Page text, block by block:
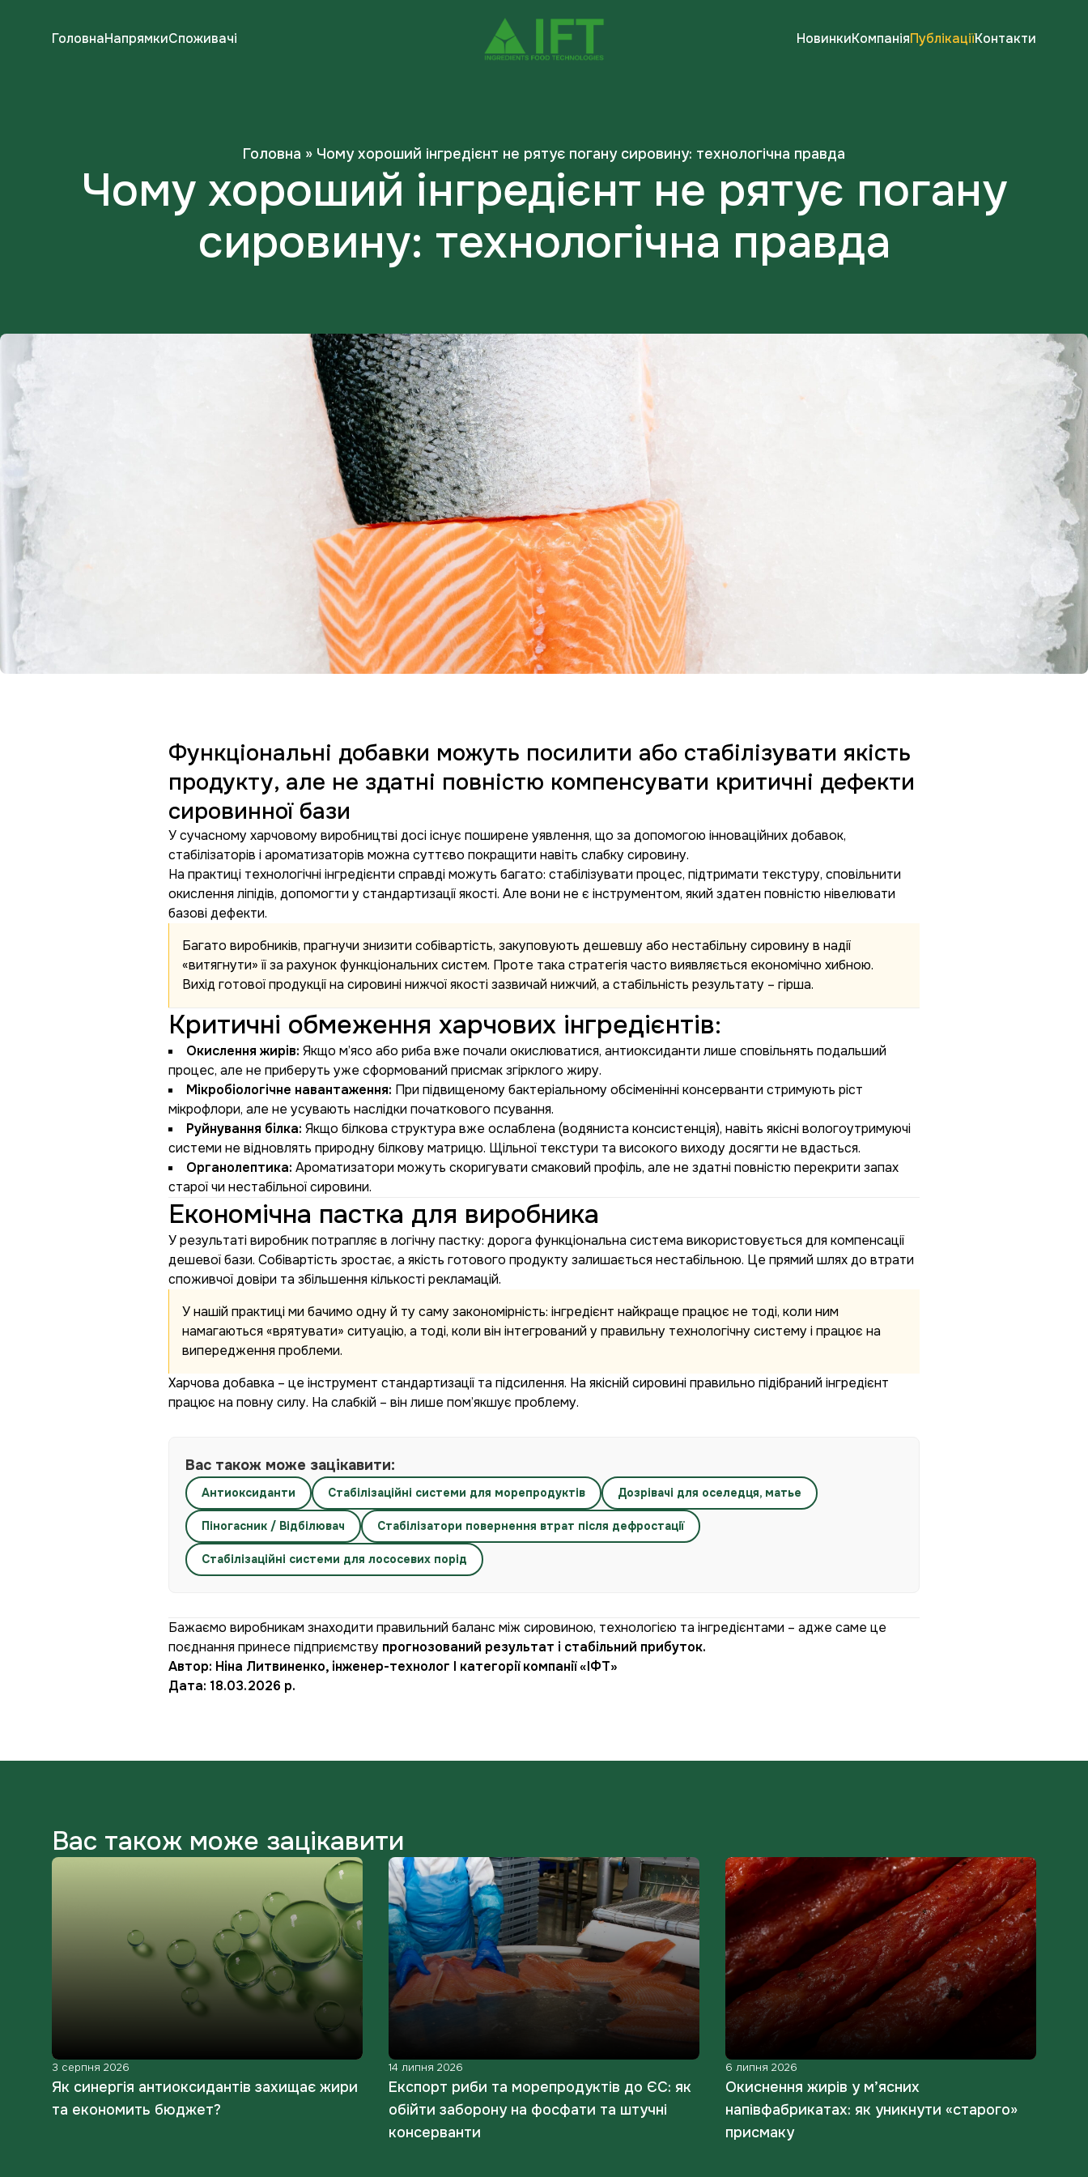
ГоловнаНапрямкиСпоживачі НовинкиКомпаніяПублікаціїКонтакти
Головна » Чому хороший інгредієнт не рятує погану сировину: технологічна правда
Чому хороший інгредієнт не рятує погану
сировину: технологічна правда
Функціональні добавки можуть посилити або стабілізувати якість
продукту, але не здатні повністю компенсувати критичні дефекти
сировинної бази
У сучасному харчовому виробництві досі існує поширене уявлення, що за допомогою інноваційних добавок,
стабілізаторів і ароматизаторів можна суттєво покращити навіть слабку сировину.
На практиці технологічні інгредієнти справді можуть багато: стабілізувати процес, підтримати текстуру, сповільнити
окислення ліпідів, допомогти у стандартизації якості. Але вони не є інструментом, який здатен повністю нівелювати
базові дефекти.
Багато виробників, прагнучи знизити собівартість, закуповують дешевшу або нестабільну сировину в надії
«витягнути» її за рахунок функціональних систем. Проте така стратегія часто виявляється економічно хибною.
Вихід готової продукції на сировині нижчої якості зазвичай нижчий, а стабільність результату – гірша.
Критичні обмеження харчових інгредієнтів:
Окислення жирів: Якщо м’ясо або риба вже почали окислюватися, антиоксиданти лише сповільнять подальший
процес, але не приберуть уже сформований присмак згірклого жиру.
Мікробіологічне навантаження: При підвищеному бактеріальному обсіменінні консерванти стримують ріст
мікрофлори, але не усувають наслідки початкового псування.
Руйнування білка: Якщо білкова структура вже ослаблена (водяниста консистенція), навіть якісні вологоутримуючі
системи не відновлять природну білкову матрицю. Щільної текстури та високого виходу досягти не вдасться.
Органолептика: Ароматизатори можуть скоригувати смаковий профіль, але не здатні повністю перекрити запах
старої чи нестабільної сировини.
Економічна пастка для виробника
У результаті виробник потрапляє в логічну пастку: дорога функціональна система використовується для компенсації
дешевої бази. Собівартість зростає, а якість готового продукту залишається нестабільною. Це прямий шлях до втрати
споживчої довіри та збільшення кількості рекламацій.
У нашій практиці ми бачимо одну й ту саму закономірність: інгредієнт найкраще працює не тоді, коли ним
намагаються «врятувати» ситуацію, а тоді, коли він інтегрований у правильну технологічну систему і працює на
випередження проблеми.
Харчова добавка – це інструмент стандартизації та підсилення. На якісній сировині правильно підібраний інгредієнт
працює на повну силу. На слабкій – він лише пом’якшує проблему.
Вас також може зацікавити:
Антиоксиданти Стабілізаційні системи для морепродуктів Дозрівачі для оселедця, матье
Піногасник / Відбілювач Стабілізатори повернення втрат після дефростації
Стабілізаційні системи для лососевих порід
Бажаємо виробникам знаходити правильний баланс між сировиною, технологією та інгредієнтами – адже саме це
поєднання принесе підприємству прогнозований результат і стабільний прибуток.
Автор: Ніна Литвиненко, інженер-технолог І категорії компанії «ІФТ»
Дата: 18.03.2026 р.
Вас також може зацікавити
3 серпня 2026
Як синергія антиоксидантів захищає жири
та економить бюджет?
14 липня 2026
Експорт риби та морепродуктів до ЄС: як
обійти заборону на фосфати та штучні
консерванти
6 липня 2026
Окиснення жирів у м’ясних
напівфабрикатах: як уникнути «старого»
присмаку